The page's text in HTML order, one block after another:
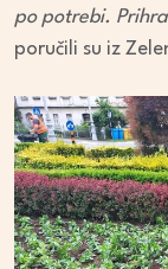
po potrebi.
poručili su iz